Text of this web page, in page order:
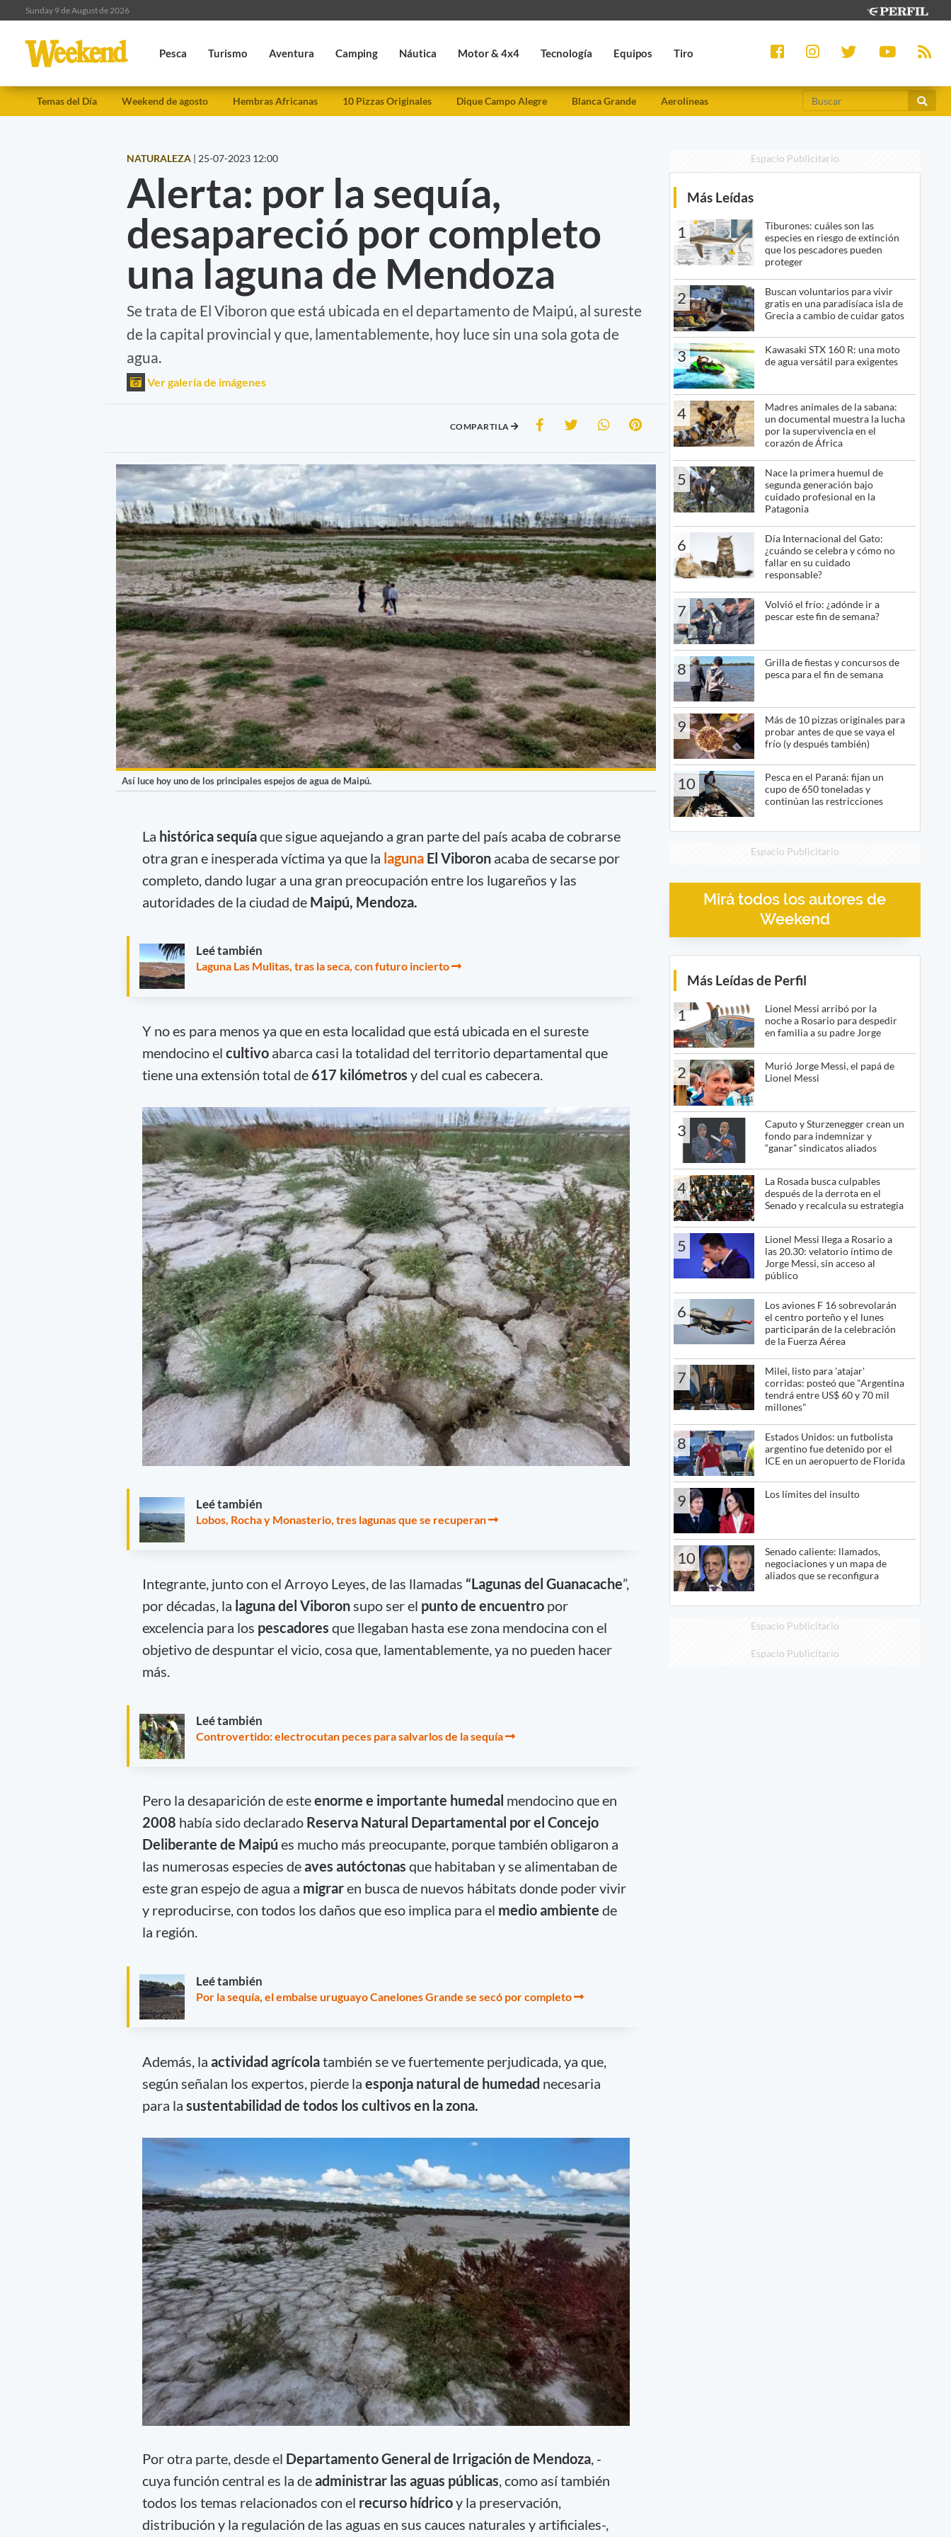
Sunday 9 de August de 2026
Pesca Turismo Aventura Camping Náutica Motor & 4x4 Tecnología Equipos Tiro
Temas del Día Weekend de agosto Hembras Africanas 10 Pizzas Originales Dique Campo Alegre Blanca Grande Aerolíneas
NATURALEZA | 25-07-2023 12:00
Alerta: por la sequía,
desapareció por completo
una laguna de Mendoza
Se trata de El Viboron que está ubicada en el departamento de Maipú, al sureste
de la capital provincial y que, lamentablemente, hoy luce sin una sola gota de
agua.
Ver galería de imágenes
COMPARTILA
Así luce hoy uno de los principales espejos de agua de Maipú.
La histórica sequíaque sigue aquejando a gran parte del país acaba de cobrarse
otra gran e inesperada víctima ya que la laguna El Viboronacaba de secarse por
completo, dando lugar a una gran preocupación entre los lugareños y las
autoridades de la ciudad de Maipú, Mendoza.
Leé también
Laguna Las Mulitas, tras la seca, con futuro incierto
Y no es para menos ya que en esta localidad que está ubicada en el sureste
mendocino el cultivoabarca casi la totalidad del territorio departamental que
tiene una extensión total de 617 kilómetros y del cual es cabecera.
Leé también
Lobos, Rocha y Monasterio, tres lagunas que se recuperan
Integrante, junto con el Arroyo Leyes, de las llamadas “Lagunas del Guanacache”,
por décadas, la laguna del Viboronsupo ser el punto de encuentro por
excelencia para los pescadores que llegaban hasta ese zona mendocina con el
objetivo de despuntar el vicio, cosa que, lamentablemente, ya no pueden hacer
más.
Leé también
Controvertido: electrocutan peces para salvarlos de la sequía
Pero la desaparición de esteenorme e importante humedal mendocino que en
2008 había sido declarado Reserva Natural Departamental por el Concejo
Deliberante de Maipú es mucho más preocupante, porque también obligaron a
las numerosas especies deaves autóctonas que habitaban y se alimentaban de
este gran espejo de agua a migraren busca de nuevos hábitats donde poder vivir
y reproducirse, con todos los daños que eso implica para el medio ambiente de
la región.
Leé también
Por la sequía, el embalse uruguayo Canelones Grande se secó por completo
Además, la actividad agrícolatambién se ve fuertemente perjudicada, ya que,
según señalan los expertos, pierde la esponja natural de humedad necesaria
para la sustentabilidad de todos los cultivos en la zona.
Por otra parte, desde el Departamento General de Irrigación de Mendoza, -
cuya función central es la deadministrar las aguas públicas, como así también
todos los temas relacionados con el recurso hídricoy la preservación,
distribución y la regulación de las aguas en sus cauces naturales y artificiales-,
Espacio Publicitario
Más Leídas
1
Tiburones: cuáles son las
especies en riesgo de extinción
que los pescadores pueden
proteger
2
Buscan voluntarios para vivir
gratis en una paradisíaca isla de
Grecia a cambio de cuidar gatos
3
Kawasaki STX 160 R: una moto
de agua versátil para exigentes
4
Madres animales de la sabana:
un documental muestra la lucha
por la supervivencia en el
corazón de África
5
Nace la primera huemul de
segunda generación bajo
cuidado profesional en la
Patagonia
6
Día Internacional del Gato:
¿cuándo se celebra y cómo no
fallar en su cuidado
responsable?
7
Volvió el frío: ¿adónde ir a
pescar este fin de semana?
8
Grilla de fiestas y concursos de
pesca para el fin de semana
9
Más de 10 pizzas originales para
probar antes de que se vaya el
frío (y después también)
10
Pesca en el Paraná: fijan un
cupo de 650 toneladas y
continúan las restricciones
Espacio Publicitario
Mirá todos los autores de
Weekend
Más Leídas de Perfil
1
Lionel Messi arribó por la
noche a Rosario para despedir
en familia a su padre Jorge
2
Murió Jorge Messi, el papá de
Lionel Messi
3
Caputo y Sturzenegger crean un
fondo para indemnizar y
“ganar” sindicatos aliados
4
La Rosada busca culpables
después de la derrota en el
Senado y recalcula su estrategia
5
Lionel Messi llega a Rosario a
las 20.30: velatorio íntimo de
Jorge Messi, sin acceso al
público
6
Los aviones F 16 sobrevolarán
el centro porteño y el lunes
participarán de la celebración
de la Fuerza Aérea
7
Milei, listo para 'atajar'
corridas: posteó que "Argentina
tendrá entre US$ 60 y 70 mil
millones"
8
Estados Unidos: un futbolista
argentino fue detenido por el
ICE en un aeropuerto de Florida
9 Los límites del insulto
10
Senado caliente: llamados,
negociaciones y un mapa de
aliados que se reconfigura
Espacio Publicitario
Espacio Publicitario